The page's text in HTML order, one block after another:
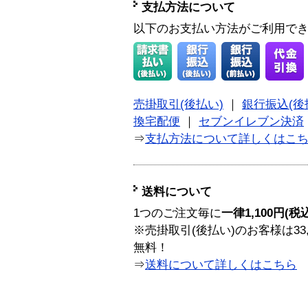
支払方法について
以下のお支払い方法がご利用で
売掛取引(後払い)
銀行振込(後
換宅配便
セブンイレブン決済
⇒支払方法について詳しくはこ
送料について
1つのご注文毎に一律1,100円(税
※売掛取引(後払い)のお客様は
無料！
⇒送料について詳しくはこちら